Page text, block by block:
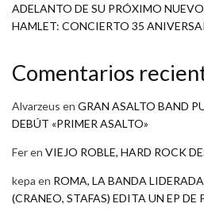
ADELANTO DE SU PRÓXIMO
HAMLET: CONCIERTO 35
Comentarios
Alvarzeus en GRAN ASALTO BAND
DEBÚT «PRIMER ASALTO»
Feren VIEJO ROBLE, HARD ROCK
kepa en ROMA, LA BANDA
(CRANEO, STAFAS) EDITA UN EP DE